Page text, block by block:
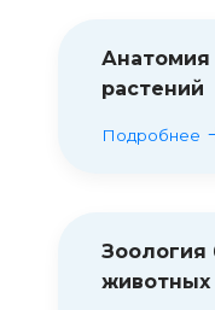
Анатомия
растений
Подробнее
Зоология
животных